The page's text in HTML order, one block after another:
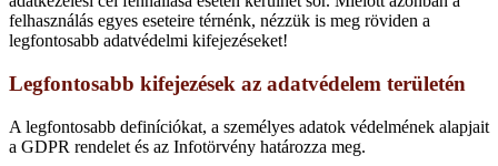
felhasználás egyes eseteire térnénk, nézzük is meg röviden a
legfontosabb adatvédelmi kifejezéseket!
Legfontosabb kifejezések az adatvédelem területén
A legfontosabb definíciókat, a személyes adatok védelmének alapjait
a GDPR rendelet és az Infotörvény határozza meg.